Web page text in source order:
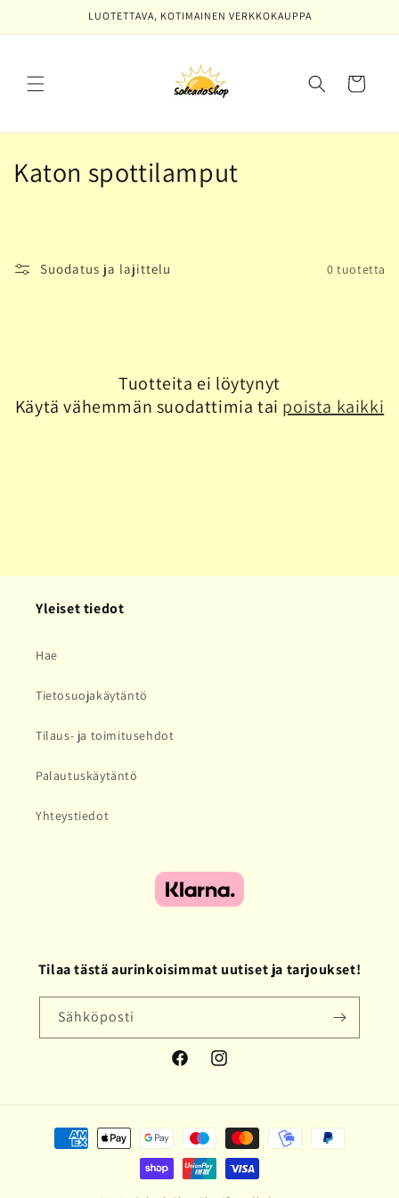
sisältöön
LUOTETTAVA, KOTIMAINEN VERKKOKAUPPA
Ostoskori
K
o
a
Katon spottilamput
Suodatus ja lajittelu 0 tuotetta
Tuotteita ei löytynyt
Käytä vähemmän suodattimia tai poista kaikki
Yleiset tiedot
Hae
Tietosuojakäytäntö
Tilaus- ja toimitusehdot
Palautuskäytäntö
Yhteystiedot
Tilaa tästä aurinkoisimmat uutiset ja tarjoukset!
Sähköposti
FacebookInstagram
Maksutavat